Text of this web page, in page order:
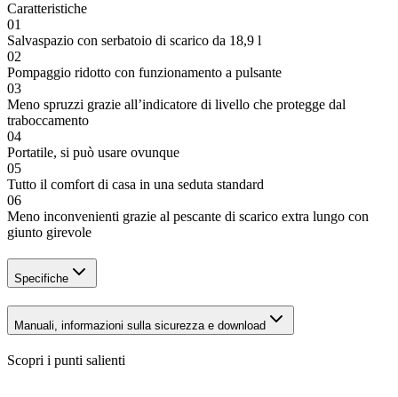
Caratteristiche
01
Salvaspazio con serbatoio di scarico da 18,9 l
02
Pompaggio ridotto con funzionamento a pulsante
03
Meno spruzzi grazie all’indicatore di livello che protegge dal
traboccamento
04
Portatile, si può usare ovunque
05
Tutto il comfort di casa in una seduta standard
06
Meno inconvenienti grazie al pescante di scarico extra lungo con
giunto girevole
Specifiche
Manuali, informazioni sulla sicurezza e download
Scopri i punti salienti